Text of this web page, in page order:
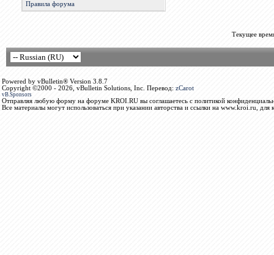
Правила форума
Текущее
Powered by vBulletin® Version 3.8.7
Copyright ©2000 - 2026, vBulletin Solutions, Inc. Перевод: zCarot
vB.Sponsors
Отправляя любую форму на форуме KROI.RU вы соглашаетесь с политикой
Все материалы могут использоваться при указании авторства и ссылки на www.kroi.ru, для